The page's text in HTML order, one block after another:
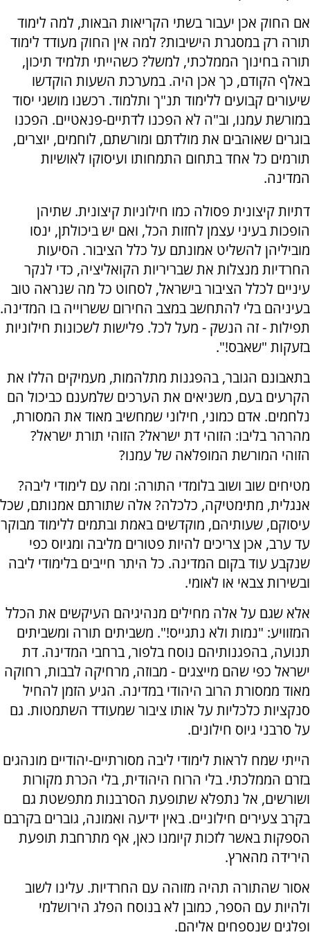
אם החוק אכן יעבור בשתי הקריאות הבאות, למה לימוד
תורה רק במסגרת הישיבות? למה אין החוק מעודד לימוד
תורה בחינוך הממלכתי, למשל? כשהייתי תלמיד תיכון,
באלף הקודם, כך אכן היה. במערכת השעות הוקדשו
שיעורים קבועים ללימוד תנ"ך ותלמוד. רכשנו מושגי יסוד
במורשת עמנו, וב"ה לא הפכנו לדתיים-פנאטיים. הפכנו
בוגרים שאוהבים את מולדתם ומורשתם, לוחמים, יוצרים,
תורמים כל אחד בתחום התמחותו ועיסוקו לאושיות
המדינה.
דתיות קיצונית פסולה כמו חילוניות קיצונית. שתיהן
הופכות בעיני עצמן לחזות הכל, ואם יש ביכולתן, ינסו
מוביליהן להשליט אמונתם על כלל הציבור. הסיעות
החרדיות מנצלות את שבריריות הקואליציה, כדי לנקר
עיניים לכלל הציבור בישראל, לסחוט כל מה שנראה טוב
בעיניהם בלי להתחשב במצב החירום ששרוייה בו המדינה.
תפילות - זה הנשק - מעל לכל. פלישות לשכונות חילוניות
בזעקות "שאבס!".
בתאבונם הגובר, בהפגנות מתלהמות, מעמיקים הללו את
הקרעים בעם, משניאים את הערכים שלמענם כביכול הם
נלחמים. אדם כמוני, חילוני שמחשיב מאוד את המסורת,
מהרהר בליבו: הזוהי דת ישראל? הזוהי תורת ישראל?
הזוהי המורשת המופלאה של עמנו?
מטיחים שוב ושוב בלומדי התורה: ומה עם לימודי ליבה?
אנגלית, מתימטיקה, כלכלה? אלה שתורתם אמנותם, שכל
עיסוקם, שעותיהם, מוקדשים באמת ובתמים ללימוד מבוקר
עד ערב, אכן צריכים להיות פטורים מליבה ומגיוס כפי
שנקבע עוד בקום המדינה. כל היתר חייבים בלימודי ליבה
ובשירות צבאי או לאומי.
אלא שגם על אלה מחילים מנהיגיהם העיקשים את הכלל
המזוויע: "נמות ולא נתגייס!". משביתים תורה ומשביתים
תנועה, בהפגנותיהם נוסח בלפור, ברחבי המדינה. דת
ישראל כפי שהם מייצגים - מבוזה, מרחיקה לבבות, רחוקה
מאוד ממסורת הרוב היהודי במדינה. הגיע הזמן להחיל
סנקציות כלכליות על אותו ציבור שמעודד השתמטות. גם
על סרבני גיוס חילונים.
הייתי שמח לראות לימודי ליבה מסורתיים-יהודיים מונהגים
בזרם הממלכתי. בלי הרוח היהודית, בלי הכרת מקורות
ושורשים, אל נתפלא שתופעת הסרבנות מתפשטת גם
בקרב צעירים חילוניים. באין ידיעה ואמונה, גוברים בקרבם
הספקות באשר לזכות קיומנו כאן, אף מתרחבת תופעת
הירידה מהארץ.
אסור שהתורה תהיה מזוהה עם החרדיות. עלינו לשוב
ולהיות עם הספר, כמובן לא בנוסח הפלג הירושלמי
ופלגים שנספחים אליהם.